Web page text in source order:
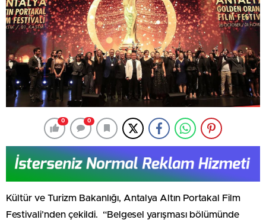
0 0
Kültür ve Turizm Bakanlığı, Antalya Altın Portakal Film
Festivali’nden çekildi. “Belgesel yarışması bölümünde